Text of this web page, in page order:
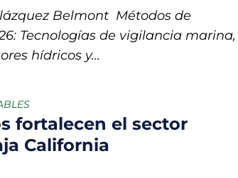
Belmont Métodos de
Tecnologías de vigilancia marina,
hídricos y...
fortalecen el sector
California